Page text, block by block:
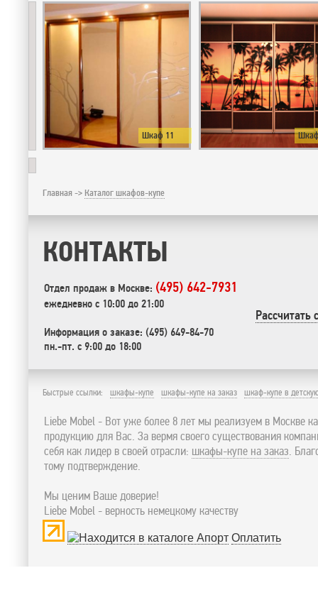
Шкаф 11
Главная -> Каталог шкафов-купе
КОНТАКТЫ
Отдел продаж в Москве: (495) 642-7931
ежедневно с 10:00 до 21:00
Информация о заказе: (495) 649-84-70
пн.-пт. с 9:00 до 18:00
Быстрые ссылки: шкафы-купе шкафы-купе на заказ шкаф-купе в
Liebe Mobel - Вот уже более 8 лет мы реализуем в Москве
продукцию для Вас. За вермя своего существования
себя как лидер в своей отрасли: шкафы-купе на заказ.
тому подтверждение.
Мы ценим Ваше доверие!
Liebe Mobel - верность немецкому качеству
Оплатить